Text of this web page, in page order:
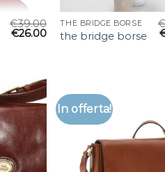
€39.00
€26.00
THE BRIDGE BORSE
the bridge borse
€
In offerta!